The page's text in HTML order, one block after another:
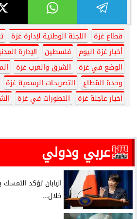
قطاع غزة اللجنة الوطنية لإدارة غزة
أخبار غزة اليوم
فلسطين
الإدارة
الوضع في غزة
الشرق والغرب غزة
وحدة القطاع
التصريحات الرسمية غزة
أخبار عاجلة غزة
التطورات في غزة
عربي ودولي
اليابان تؤكد التمسك
خلال...